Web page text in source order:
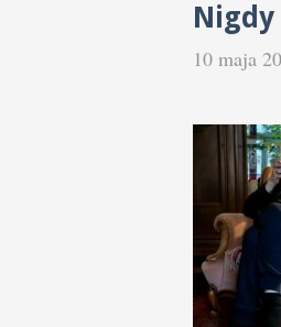
Nigdy
10 maja